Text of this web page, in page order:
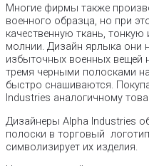
Многие фирмы также
военного образца, но при
качественную ткань,
молнии. Дизайн ярлыка они
избыточных военных вещей
тремя черными полосками
быстро снашиваются.
Industries аналогичному
Дизайнеры Alpha Industries
полоски в торговый
символизирует их изделия.